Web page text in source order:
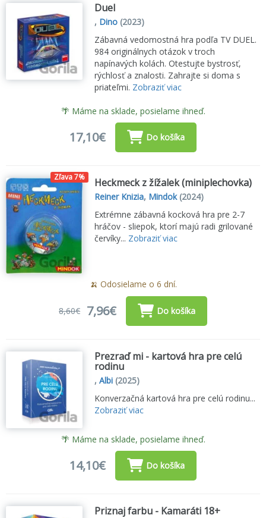
Duel
, Dino (2023)
Zábavná vedomostná hra podľa TV DUEL.
984 originálnych otázok v troch
napínavých kolách. Otestujte bystrosť,
rýchlosť a znalosti. Zahrajte si doma s
priateľmi. Zobraziť viac
🌴 Máme na sklade, posielame ihneď.
17,10€ Do košíka
Zľava 7% Heckmeck z žížalek (miniplechovka)
Reiner Knizia, Mindok(2024)
Extrémne zábavná kocková hra pre 2-7
hráčov - sliepok, ktorí majú radi grilované
červíky... Zobraziť viac
🍌 Odosielame o 6 dní.
8,60€ 7,96€ Do košíka
Prezraď mi - kartová hra pre celú
rodinu
,Albi (2025)
Konverzačná kartová hra pre celú rodinu...
Zobraziť viac
🌴 Máme na sklade, posielame ihneď.
14,10€ Do košíka
Priznaj farbu - Kamaráti 18+